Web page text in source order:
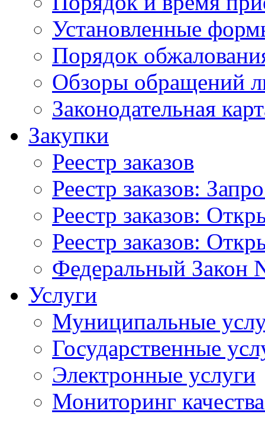
Установленные
Порядок
Обзоры обращений
Законодательная
Закупки
Реестр заказов
Реестр заказов:
Реестр заказов:
Реестр заказов:
Федеральный Закон
Услуги
Муниципальные
Государственные
Электронные услуги
Мониторинг